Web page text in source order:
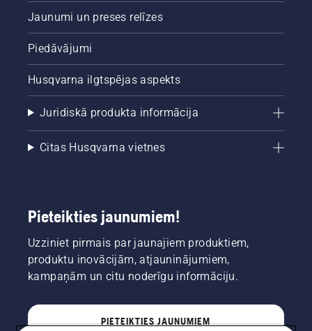
Jaunumi un preses relīzes
Piedāvājumi
Husqvarna ilgtspējas aspekts
Juridiskā produkta informācija
Citas Husqvarna vietnes
Pieteikties jaunumiem!
Uzziniet pirmais par jaunajiem produktiem,
produktu inovācijām, atjauninājumiem,
kampaņām un citu noderīgu informāciju.
PIETEIKTIES JAUNUMIEM